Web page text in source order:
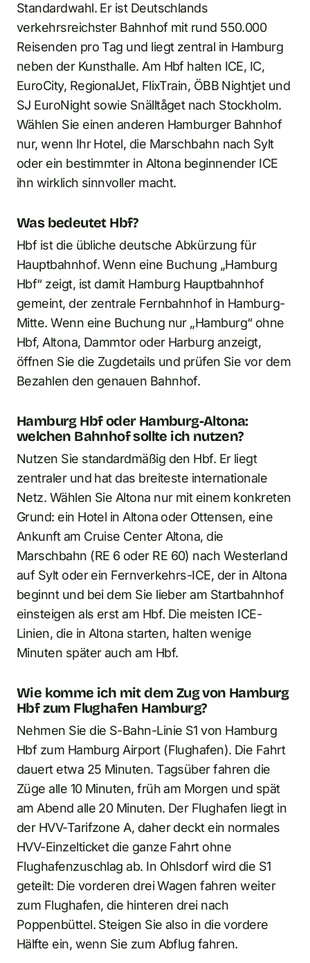
Standardwahl. Er ist Deutschlands
verkehrsreichster Bahnhof mit rund 550.000
Reisenden pro Tag und liegt zentral in Hamburg
neben der Kunsthalle. Am Hbf halten ICE, IC,
EuroCity, RegionalJet, FlixTrain, ÖBB Nightjet und
SJ EuroNight sowie Snälltåget nach Stockholm.
Wählen Sie einen anderen Hamburger Bahnhof
nur, wenn Ihr Hotel, die Marschbahn nach Sylt
oder ein bestimmter in Altona beginnender ICE
ihn wirklich sinnvoller macht.
Was bedeutet Hbf?
Hbf ist die übliche deutsche Abkürzung für
Hauptbahnhof. Wenn eine Buchung „Hamburg
Hbf“ zeigt, ist damit Hamburg Hauptbahnhof
gemeint, der zentrale Fernbahnhof in Hamburg-
Mitte. Wenn eine Buchung nur „Hamburg“ ohne
Hbf, Altona, Dammtor oder Harburg anzeigt,
öffnen Sie die Zugdetails und prüfen Sie vor dem
Bezahlen den genauen Bahnhof.
Hamburg Hbf oder Hamburg-Altona:
welchen Bahnhof sollte ich nutzen?
Nutzen Sie standardmäßig den Hbf. Er liegt
zentraler und hat das breiteste internationale
Netz. Wählen Sie Altona nur mit einem konkreten
Grund: ein Hotel in Altona oder Ottensen, eine
Ankunft am Cruise Center Altona, die
Marschbahn (RE 6 oder RE 60) nach Westerland
auf Sylt oder ein Fernverkehrs-ICE, der in Altona
beginnt und bei dem Sie lieber am Startbahnhof
einsteigen als erst am Hbf. Die meisten ICE-
Linien, die in Altona starten, halten wenige
Minuten später auch am Hbf.
Wie komme ich mit dem Zug von Hamburg
Hbf zum Flughafen Hamburg?
Nehmen Sie die S-Bahn-Linie S1 von Hamburg
Hbf zum Hamburg Airport (Flughafen). Die Fahrt
dauert etwa 25 Minuten. Tagsüber fahren die
Züge alle 10 Minuten, früh am Morgen und spät
am Abend alle 20 Minuten. Der Flughafen liegt in
der HVV-Tarifzone A, daher deckt ein normales
HVV-Einzelticket die ganze Fahrt ohne
Flughafenzuschlag ab. In Ohlsdorf wird die S1
geteilt: Die vorderen drei Wagen fahren weiter
zum Flughafen, die hinteren drei nach
Poppenbüttel. Steigen Sie also in die vordere
Hälfte ein, wenn Sie zum Abflug fahren.